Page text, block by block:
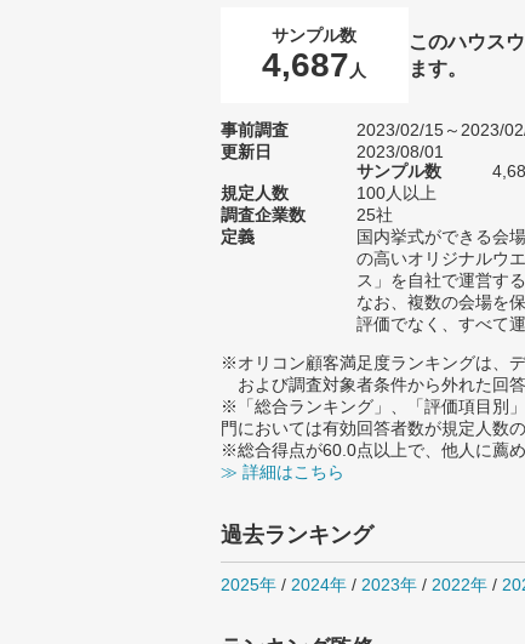
サンプル数
4,687 人
このハウス
ます。
事前調査
2023/02/15～2023/
更新日
2023/08/01
サンプル数
規定人数
100人以上
調査企業数
25社
定義
国内挙式ができる会
の高いオリジナルウ
ス」を自社で運営す
なお、複数の会場を
評価でなく、すべて
※オリコン顧客満足度ランキングは、
および調査対象者条件から外れた回
※「総合ランキング」、「評価項目別
門においては有効回答者数が規定人数
※総合得点が60.0点以上で、他人に薦
≫ 詳細はこちら
過去ランキング
2025年 / 2024年 / 2023年 / 2022年 /